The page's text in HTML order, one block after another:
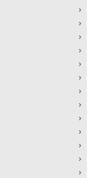
›
›
›
›
›
›
›
›
›
›
›
›
›